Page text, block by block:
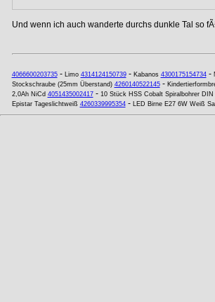
Und wenn ich auch wanderte durchs dunkle Tal so
4066600203735- Limo 4314124150739- Kabanos 4300175154734-
Stockschraube (25mm Überstand) 4260140522145-
2,0Ah NiCd 4051435002417- 10 Stück HSS Cobalt Spiralbohrer
Epistar Tageslichtweiß 4260339995354- LED Birne E27 6W Weiß